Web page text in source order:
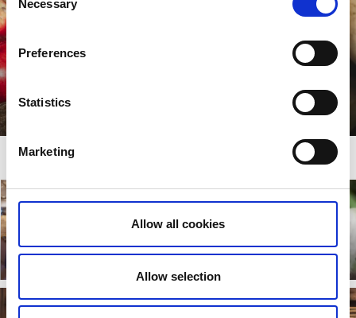
Selection
Necessary
Preferences
Statistics
Marketing
Allow all cookies
Allow selection
Goda lokala smaker!
Shopping
Semester med
hund
Läs mer